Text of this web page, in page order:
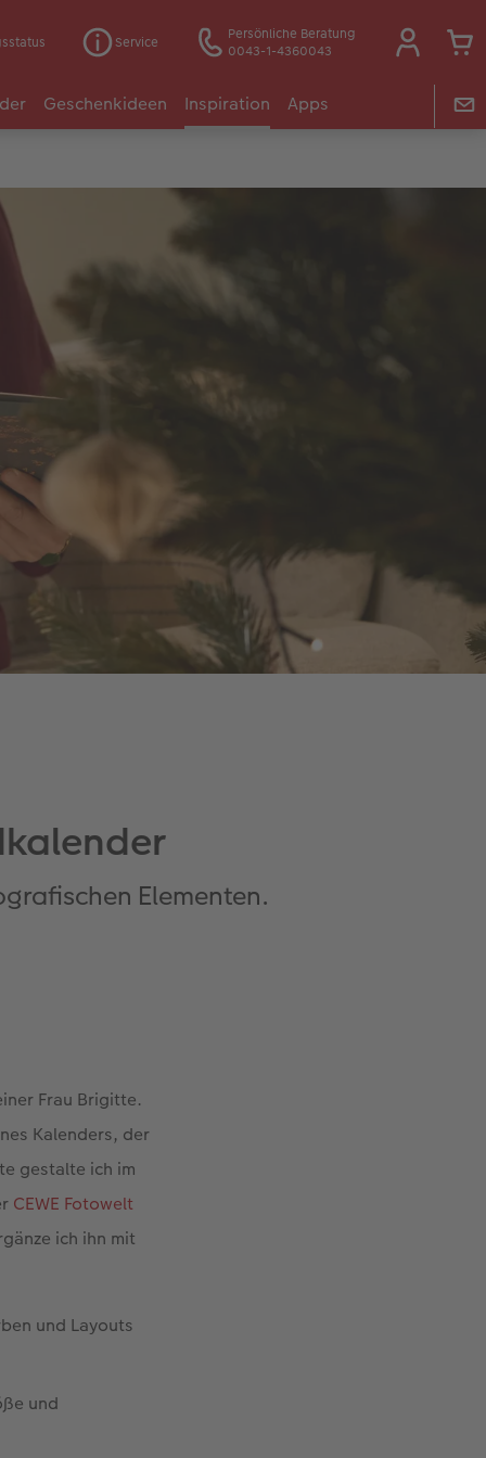
Service
Persönliche Beratung
0043-1-4360043
Geschenkideen Inspiration Apps
Elementen.
Frau Brigitte.
Kalenders, der
gestalte ich im
CEWE Fotowelt
ich ihn mit
und Layouts
und